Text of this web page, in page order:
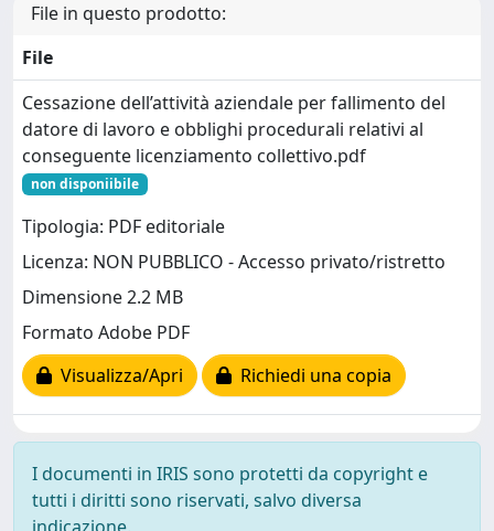
File in questo prodotto:
File
Cessazione dell’attività aziendale per fallimento del
datore di lavoro e obblighi procedurali relativi al
conseguente licenziamento collettivo.pdf
non disponiibile
Tipologia: PDF editoriale
Licenza: NON PUBBLICO - Accesso privato/ristretto
Dimensione 2.2 MB
Formato Adobe PDF
Visualizza/Apri
Richiedi una copia
I documenti in IRIS sono protetti da copyright e
tutti i diritti sono riservati, salvo diversa